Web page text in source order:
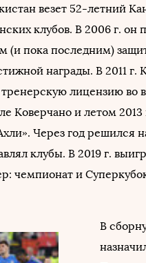
везет 52-летний
клубов. В 2006 г. он
(и пока последним)
награды. В 2011 г.
тренерскую лицензию во
Коверчано и летом 2013
Через год решился
клубы. В 2019 г.
чемпионат и
В